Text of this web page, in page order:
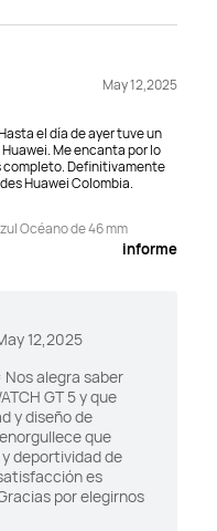
Android
S
S
Bienestar emocional
S
Sistema Mundial de
por Satélite
(GNSS)
May 12,2025
el día de ayer tuve un
Me encanta por lo
completo. Definitivamente
Huawei Colombia.
Océano de 46 mm
informe
12,2025
alegra saber
GT 5 y que
y diseño de
que
deportividad de
es
por elegirnos